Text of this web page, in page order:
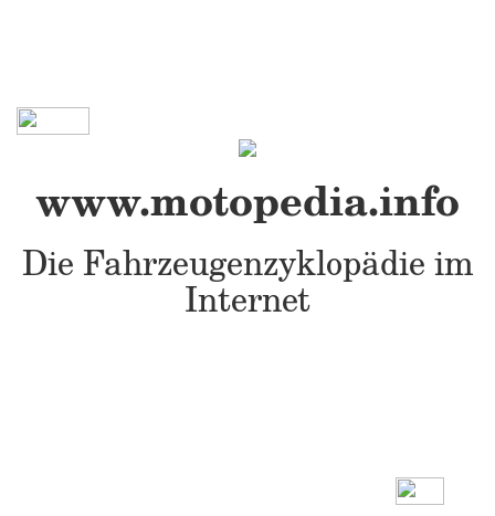
www.motopedia.info
Die Fahrzeugenzyklopädie im
Internet